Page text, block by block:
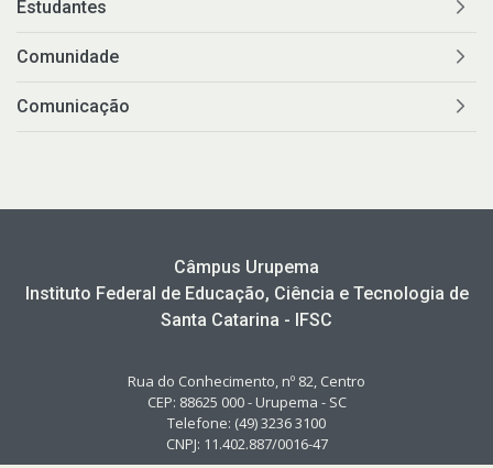
Estudantes
Comunidade
Comunicação
Câmpus Urupema
Instituto Federal de Educação, Ciência e Tecnologia de
Santa Catarina - IFSC
Rua do Conhecimento, nº 82, Centro
CEP: 88625 000 - Urupema - SC
Telefone: (49) 3236 3100
CNPJ: 11.402.887/0016-47